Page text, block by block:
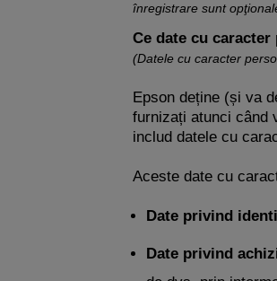
înregistrare sunt
Ce date cu
(Datele cu caracter
Epson deține (și va
furnizați atunci când
includ datele cu
Aceste date cu
Date privind
Date privind